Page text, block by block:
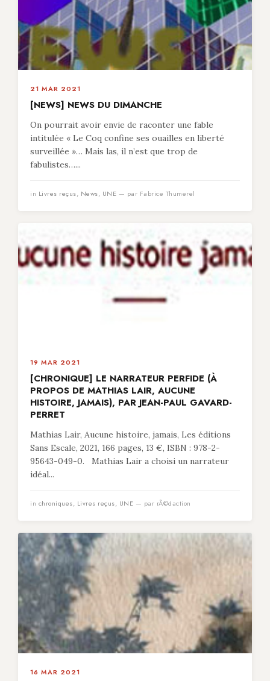
21 MAR 2021
[NEWS] NEWS DU DIMANCHE
On pourrait avoir envie de raconter une fable
intitulée « Le Coq confine ses ouailles en liberté
surveillée »… Mais las, il n’est que trop de
fabulistes…...
in Livres reçus, News, UNE — par Fabrice Thumerel
19 MAR 2021
[CHRONIQUE] LE NARRATEUR PERFIDE (À
PROPOS DE MATHIAS LAIR, AUCUNE
HISTOIRE, JAMAIS), PAR JEAN-PAUL GAVARD-
PERRET
Mathias Lair, Aucune histoire, jamais, Les éditions
Sans Escale, 2021, 166 pages, 13 €, ISBN : 978-2-
95643-049-0. Mathias Lair a choisi un narrateur
idéal...
in chroniques, Livres reçus, UNE — par rÃ©daction
16 MAR 2021